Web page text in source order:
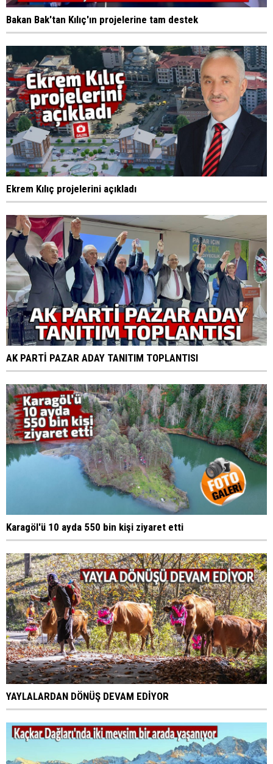
Bakan Bak'tan Kılıç'ın projelerine tam destek
Ekrem Kılıç projelerini açıkladı
AK PARTİ PAZAR ADAY TANITIM TOPLANTISI
Karagöl'ü 10 ayda 550 bin kişi ziyaret etti
YAYLALARDAN DÖNÜŞ DEVAM EDİYOR